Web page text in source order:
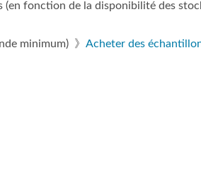
(en fonction de la disponibilité des
minimum) 》 Acheter des